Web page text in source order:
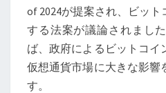
市
場
of 2024が提案され、ビッ
する法案が議論されまし
ば、政府によるビットコイ
仮想通貨市場に大きな影響
す。